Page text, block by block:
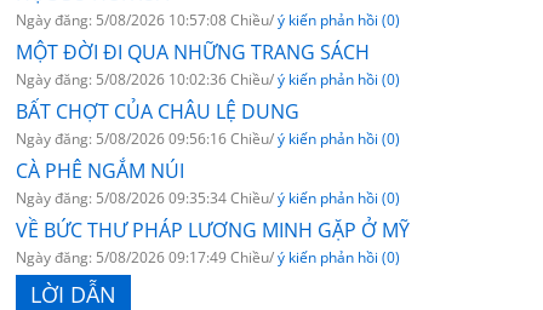
Ngày đăng: 5/08/2026 10:57:08 Chiều/ý kiến phản hồi (0)
MỘT ĐỜI ĐI QUA NHỮNG TRANG SÁCH
Ngày đăng: 5/08/2026 10:02:36 Chiều/ý kiến phản hồi (0)
BẤT CHỢT CỦA CHÂU LỆ DUNG
Ngày đăng: 5/08/2026 09:56:16 Chiều/ý kiến phản hồi (0)
CÀ PHÊ NGẮM NÚI
Ngày đăng: 5/08/2026 09:35:34 Chiều/ý kiến phản hồi (0)
VỀ BỨC THƯ PHÁP LƯƠNG MINH GẶP Ở MỸ
Ngày đăng: 5/08/2026 09:17:49 Chiều/ý kiến phản hồi (0)
LỜI DẪN